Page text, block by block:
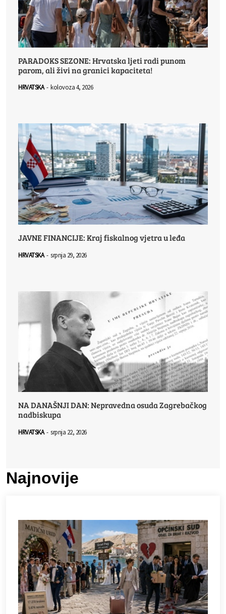
PARADOKS SEZONE: Hrvatska ljeti radi punom
parom, ali živi na granici kapaciteta!
HRVATSKA - kolovoza 4, 2026
JAVNE FINANCIJE: Kraj fiskalnog vjetra u leđa
HRVATSKA - srpnja 29, 2026
NA DANAŠNJI DAN: Nepravedna osuda Zagrebačkog
nadbiskupa
HRVATSKA - srpnja 22, 2026
Najnovije